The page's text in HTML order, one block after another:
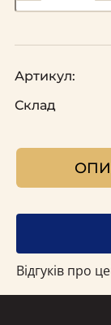
Артикул:
Склад
Відгуків про